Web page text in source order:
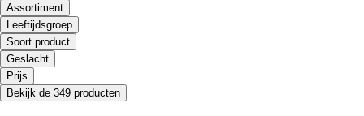
Assortiment
Leeftijdsgroep
Soort product
Geslacht
Prijs
Bekijk de 349 producten